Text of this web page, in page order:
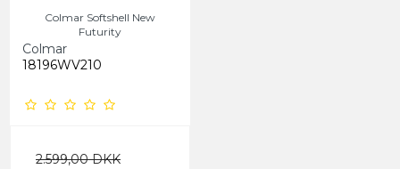
Colmar Softshell New
Futurity
Colmar
18196WV210
2.599,00 DKK